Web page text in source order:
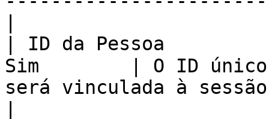
| ID da Pessoa
Sim        | O ID único
será vinculada à